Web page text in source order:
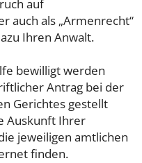
auf
auch als „Armenrecht“
Ihren Anwalt.
bewilligt werden
Antrag bei der
Gerichtes gestellt
Auskunft Ihrer
jeweiligen amtlichen
finden.